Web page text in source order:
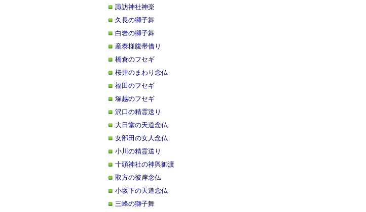
諏訪神社神楽
久長の獅子舞
白岩の獅子舞
産泰様腹帯借り
橋倉のフセギ
桜井のまわり念仏
福田のフセギ
塚越のフセギ
沢口の精霊送り
大日堂の天道念仏
女部田の女人念仏
小川の精霊送り
十頭神社の神輿御渡
取方の彼岸念仏
小坂下の天道念仏
三峰の獅子舞